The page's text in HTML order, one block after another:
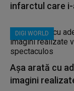
infarctul care i-
DIGI WORLD
Așa arată cu
imagini